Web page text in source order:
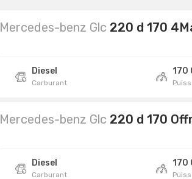
Mercedes-benz Glc 220 d 170
Diesel
Carburant
170
Mercedes-benz Glc 220 d 170
Diesel
Carburant
170